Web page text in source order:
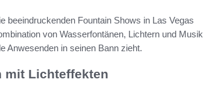
beeindruckenden Fountain Shows in Las Vegas
von Wasserfontänen, Lichtern und Musik
Anwesenden in seinen Bann zieht.
mit Lichteffekten